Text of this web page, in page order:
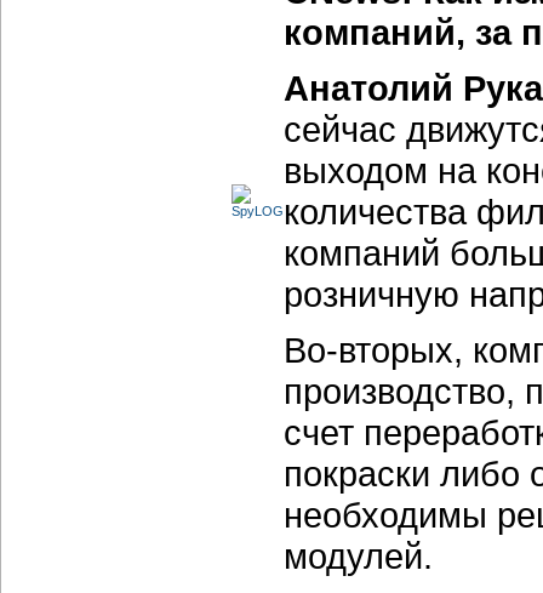
компаний, за
Анатолий
сейчас
выходом на
количества
компаний
розничную
Во-вторых,
производство,
счет
покраски либо
необходимы
модулей.